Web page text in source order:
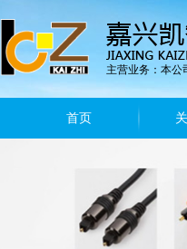
首页
主营业务：本公